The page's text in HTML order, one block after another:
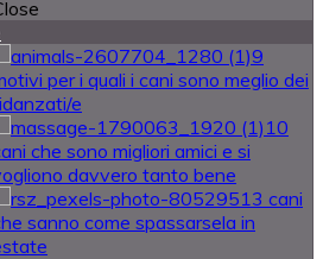
9
per i quali i cani sono meglio dei
e
10
che sono migliori amici e si
davvero tanto bene
13 cani
sanno come spassarsela in